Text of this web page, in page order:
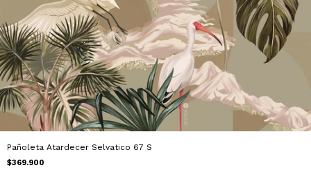
Pañoleta Atardecer Selvatico 67 S
$369.900